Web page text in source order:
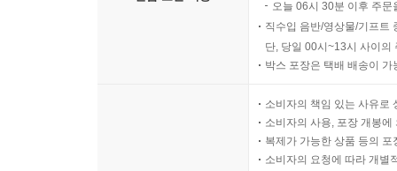
오늘 06시 30분 이후 주
직수입 음반/영상물/기프트
단, 당일 00시~13시 사이의
박스 포장은 택배 배송이
소비자의 책임 있는 사유로
소비자의 사용, 포장 개봉
복제가 가능한 상품 등의
소비자의 요청에 따라 개별